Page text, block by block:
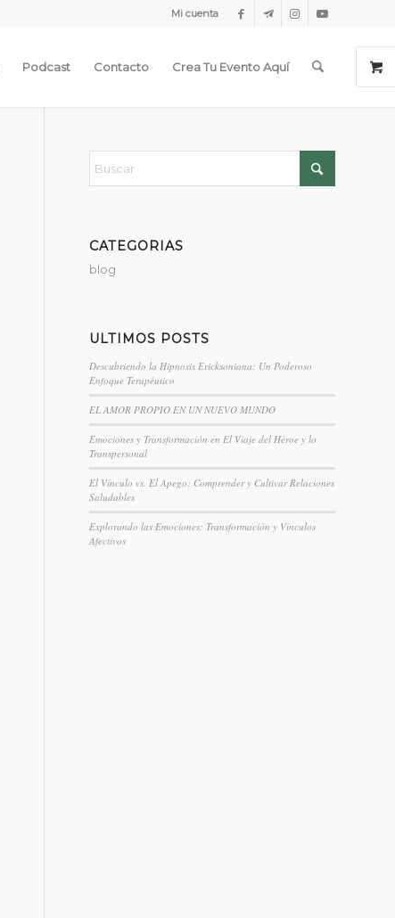
Mi cuenta
Podcast Contacto Crea Tu Evento Aquí
CATEGORIAS
blog
ULTIMOS POSTS
Descubriendo la Hipnosis Ericksoniana: Un Poderoso
Enfoque Terapéutico
EL AMOR PROPIO EN UN NUEVO MUNDO
Emociones y Transformación en El Viaje del Héroe y lo
Transpersonal
El Vínculo vs. El Apego: Comprender y Cultivar Relaciones
Saludables
Explorando las Emociones: Transformación y Vínculos
Afectivos